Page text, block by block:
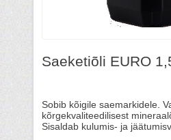
Saeketiõli EURO
Sobib kõigile saemarkidele.
kõrgekvaliteedilisest
Sisaldab kulumis- ja